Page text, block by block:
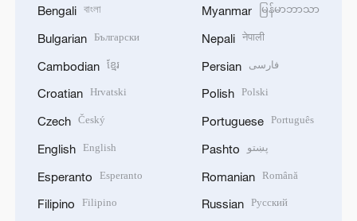
Bengali বাংলা
Bulgarian Български
Cambodian ខ្មែរ
Croatian Hrvatski
Czech Český
English English
Esperanto Esperanto
Filipino Filipino
Myanmar မြန်မာဘာသာ
Nepali नेपाली
Persian فارسی
Polish Polski
Portuguese Português
Pashto پښتو
Romanian Română
Russian Русский